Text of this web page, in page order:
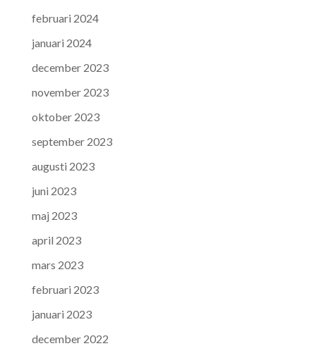
februari 2024
januari 2024
december 2023
november 2023
oktober 2023
september 2023
augusti 2023
juni 2023
maj 2023
april 2023
mars 2023
februari 2023
januari 2023
december 2022